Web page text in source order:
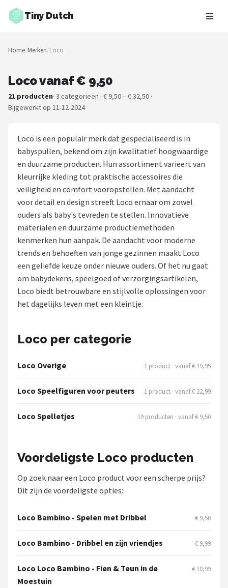
Tiny Dutch
Zoeken
NAVIGATIE
Merken
Speelgoed
Knuffel Cadeaus
Babykleding Cadeaus
POPULAIRE MERKEN
Jollein
Chouette-Chouette
Little Dutch
Stokke
Done by Deer
Alle merken →
Home/Merken/Loco
Loco vanaf € 9,50
21 producten· 3 categorieën · € 9,50 – € 32,50 ·
Bijgewerkt op 11-12-2024
Loco is een populair merk dat gespecialiseerd is in
babyspullen, bekend om zijn kwalitatief hoogwaardige
en duurzame producten. Hun assortiment varieert van
kleurrijke kleding tot praktische accessoires die
veiligheid en comfort vooropstellen. Met aandacht
voor detail en design streeft Loco ernaar om zowel
ouders als baby's tevreden te stellen. Innovatieve
materialen en duurzame productiemethoden
kenmerken hun aanpak. De aandacht voor moderne
trends en behoeften van jonge gezinnen maakt Loco
een geliefde keuze onder nieuwe ouders. Of het nu gaat
om babydekens, speelgoed of verzorgingsartikelen,
Loco biedt betrouwbare en stijlvolle oplossingen voor
het dagelijks leven met een kleintje.
Loco per categorie
Loco Overige 1 product · vanaf € 19,95
Loco Speelfiguren voor peuters 1 product · vanaf € 22,99
Loco Spelletjes 19 producten · vanaf € 9,50
Voordeligste Loco producten
Op zoek naar een Loco product voor een scherpe prijs?
Dit zijn de voordeligste opties:
Loco Bambino - Spelen met Dribbel € 9,50
Loco Bambino - Dribbel en zijn vriendjes € 9,99
Loco Loco Bambino - Fien & Teun in de
Moestuin
€ 10,99